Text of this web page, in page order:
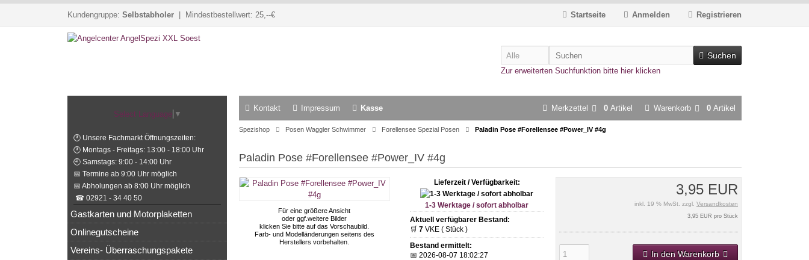
Kundengruppe: Selbstabholer | Mindestbestellwert: 25,--€ Registrieren
Anmelden
Startseite
Suchen
Zur erweiterten Suchfunktion bitte hier klicken
Kontakt Impressum Kasse Warenkorb 0 Artikel
Merkzettel 0 Artikel
Spezishop Posen Waggler Schwimmer Forellensee Spezial Posen Paladin Pose #Forellensee #Power_IV #4g
Paladin Pose #Forellensee #Power_IV #4g
Für eine größere Ansicht
oder ggf.weitere Bilder
klicken Sie bitte auf das Vorschaubild.
Farb- und Modelländerungen seitens des
Herstellers vorbehalten.
Lieferzeit / Verfügbarkeit:
1-3 Werktage / sofort abholbar
Aktuell verfügbarer Bestand:
🛒 7VKE ( Stück )
Bestand ermittelt:
📅 2026-08-07 18:02:27
3,95 EUR
inkl. 19 % MwSt. zzgl. Versandkosten
3,95 EUR pro Stück
In den Warenkorb
Select Language ▼
🕐 Unsere Fachmarkt Öffnungszeiten:
🕐 Montags - Freitags: 13:00 - 18:00 Uhr
🕘 Samstags: 9:00 - 14:00 Uhr
📅 Termine ab 9:00 Uhr möglich
📅 Abholungen ab 8:00 Uhr möglich
☎ 02921 - 34 40 50
Gastkarten und Motorplaketten
Onlinegutscheine
Vereins- Überraschungspakete